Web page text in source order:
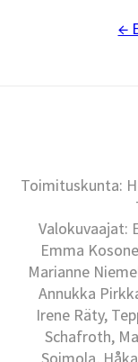
←
Toimituskunta:
Valokuvaajat:
Emma
Marianne
Annukka
Irene Räty,
Schafroth,